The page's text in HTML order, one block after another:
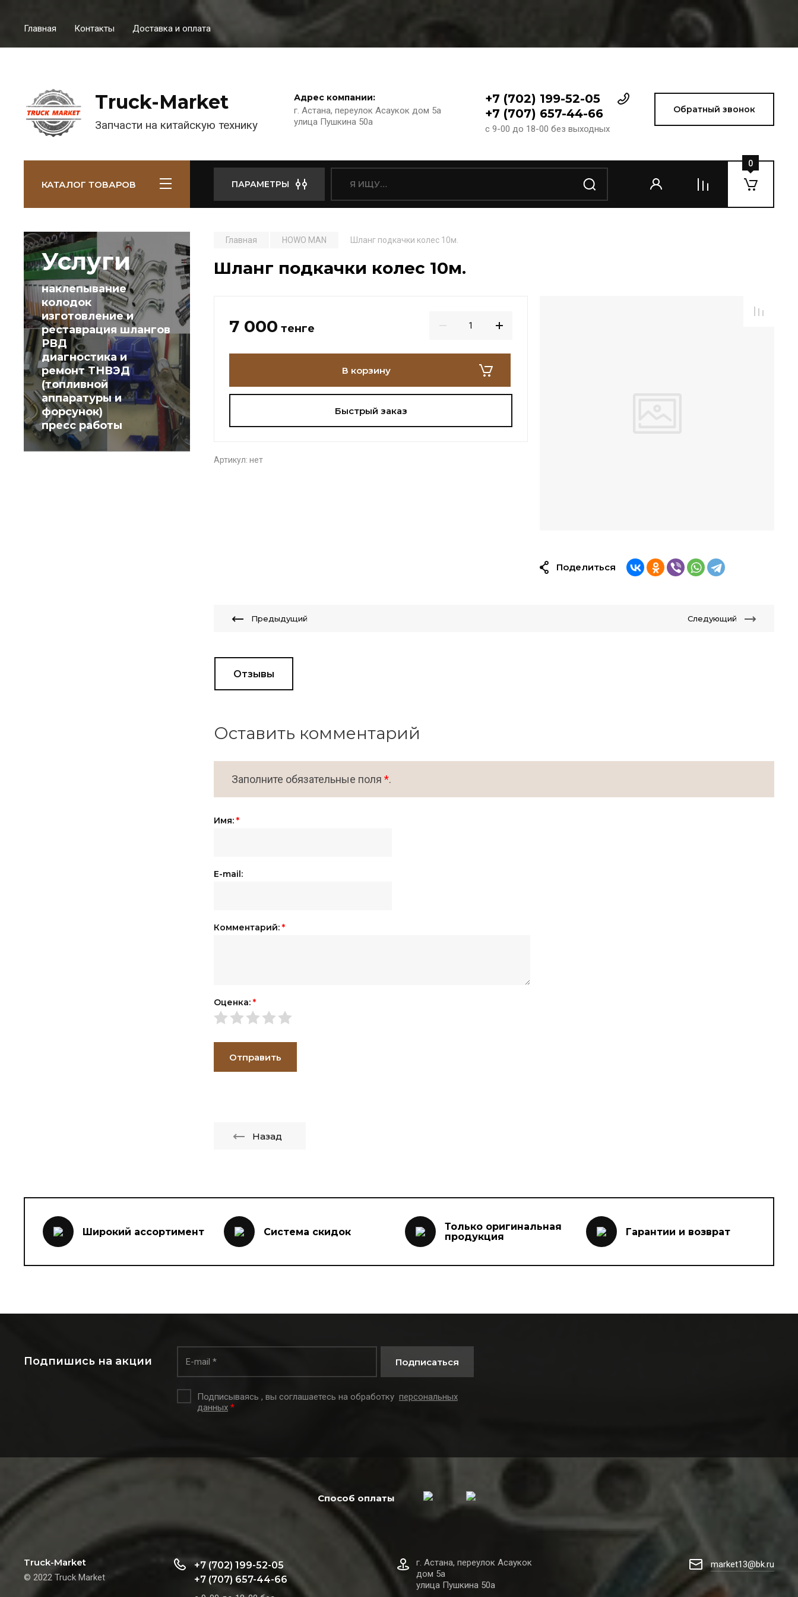
Главная Контакты Доставка и оплата
Truck-Market
Запчасти на китайскую технику
Адрес компании:
г. Астана, переулок Асаукок дом 5а
улица Пушкина 50а
+7 (702) 199-52-05
+7 (707) 657-44-66
с 9-00 до 18-00 без выходных
Обратный звонок
КАТАЛОГ ТОВАРОВ ПАРАМЕТРЫ
0
Услуги
наклепывание
колодок
изготовление и
реставрация шлангов
РВД
диагностика и
ремонт ТНВЭД
(топливной
аппаратуры и
форсунок)
пресс работы
Главная HOWO MAN Шланг подкачки колес 10м.
Шланг подкачки колес 10м.
7 000 тенге
В корзину
Быстрый заказ
Артикул: нет
Поделиться
Предыдущий Следующий
Отзывы
Оставить комментарий
Заполните обязательные поля *.
Имя: *
E-mail:
Комментарий: *
Оценка: *
Отправить
Назад
Широкий ассортимент Система скидок
Только оригинальная
продукция
Гарантии и возврат
Подпишись на акции
Подписываясь , вы соглашаетесь на обработку персональных
данных *
Подписаться
Способ оплаты
Truck-Market
© 2022 Truck Market
+7 (702) 199-52-05
+7 (707) 657-44-66
г. Астана, переулок Асаукок
дом 5а
улица Пушкина 50а
market13@bk.ru